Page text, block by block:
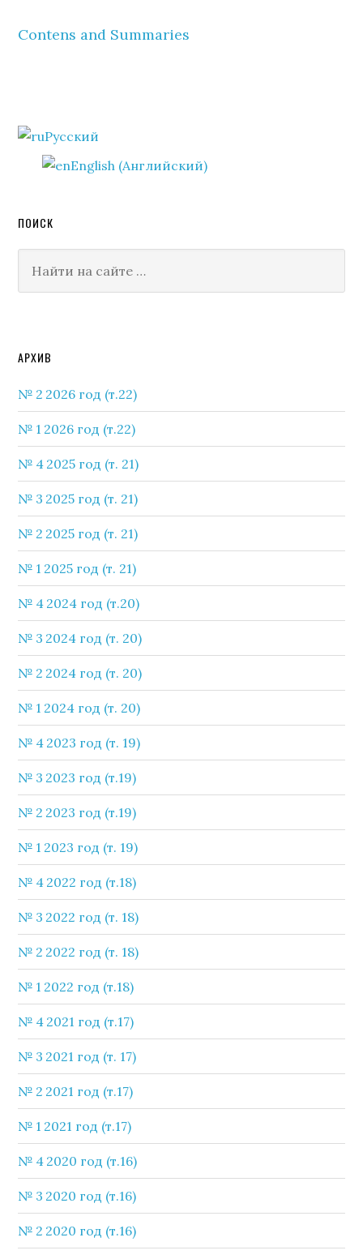
Contens and Summaries
Primary
Sidebar
Русский
English (Английский)
ПОИСК
на
Secondary
Sidebar
АРХИВ
№ 2 2026 год (т.22)
№ 1 2026 год (т.22)
№ 4 2025 год (т. 21)
№ 3 2025 год (т. 21)
№ 2 2025 год (т. 21)
№ 1 2025 год (т. 21)
№ 4 2024 год (т.20)
№ 3 2024 год (т. 20)
№ 2 2024 год (т. 20)
№ 1 2024 год (т. 20)
№ 4 2023 год (т. 19)
№ 3 2023 год (т.19)
№ 2 2023 год (т.19)
№ 1 2023 год (т. 19)
№ 4 2022 год (т.18)
№ 3 2022 год (т. 18)
№ 2 2022 год (т. 18)
№ 1 2022 год (т.18)
№ 4 2021 год (т.17)
№ 3 2021 год (т. 17)
№ 2 2021 год (т.17)
№ 1 2021 год (т.17)
№ 4 2020 год (т.16)
№ 3 2020 год (т.16)
№ 2 2020 год (т.16)